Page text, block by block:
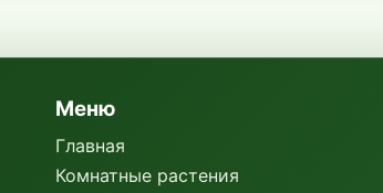
Меню
Главная
Комнатные растения